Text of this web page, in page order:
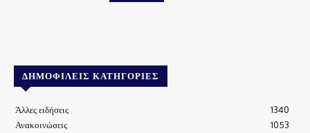
ΔΗΜΟΦΙΛΕΊΣ ΚΑΤΗΓΟΡΊΕΣ
Άλλες ειδήσεις
1340
Ανακοινώσεις
1053